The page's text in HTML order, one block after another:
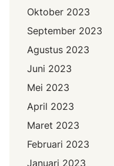
Oktober 2023
September 2023
Agustus 2023
Juni 2023
Mei 2023
April 2023
Maret 2023
Februari 2023
Januari 2023